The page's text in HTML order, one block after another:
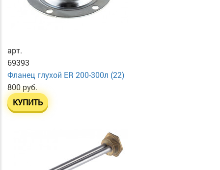
арт.
69393
Фланец глухой ER 200-300л (22)
800 руб.
КУПИТЬ